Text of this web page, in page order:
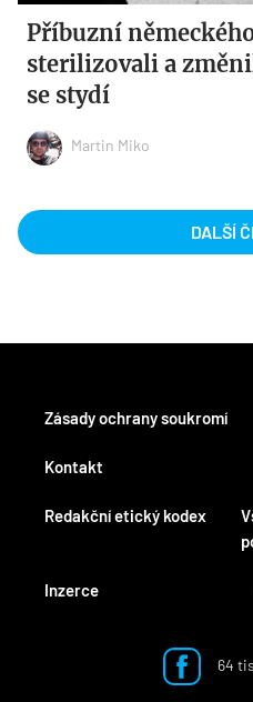
Příbuzní
sterilizovali a
se stydí
Martin Miko
DALŠÍ
Kontakt
Redakční etický kodex
Inzerce
Zásady ochrany soukromí
64